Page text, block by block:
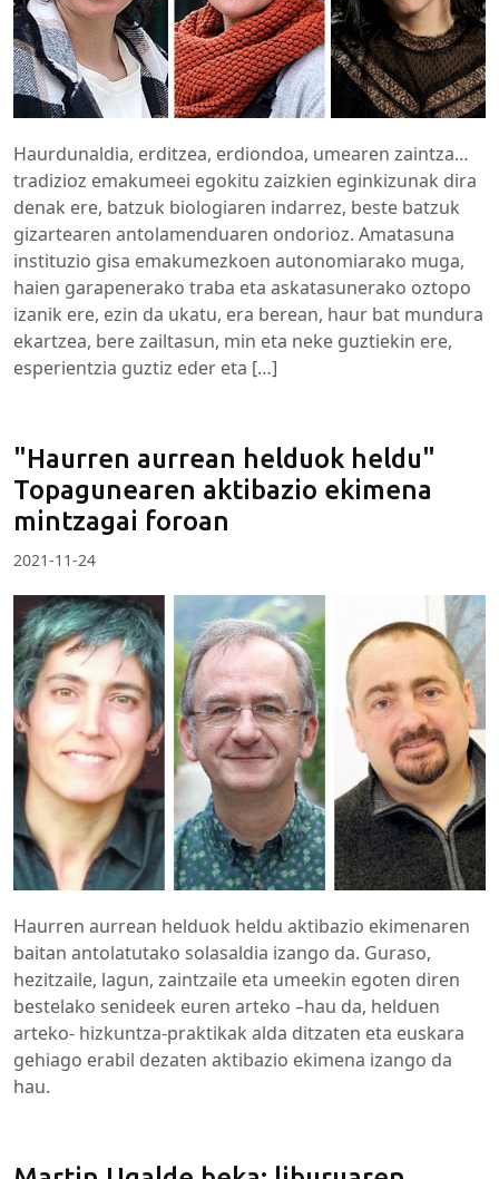
Haurdunaldia, erditzea, erdiondoa, umearen zaintza…
tradizioz emakumeei egokitu zaizkien eginkizunak dira
denak ere, batzuk biologiaren indarrez, beste batzuk
gizartearen antolamenduaren ondorioz. Amatasuna
instituzio gisa emakumezkoen autonomiarako muga,
haien garapenerako traba eta askatasunerako oztopo
izanik ere, ezin da ukatu, era berean, haur bat mundura
ekartzea, bere zailtasun, min eta neke guztiekin ere,
esperientzia guztiz eder eta […]
"Haurren aurrean helduok heldu"
Topagunearen aktibazio ekimena
mintzagai foroan
2021-11-24
Haurren aurrean helduok heldu aktibazio ekimenaren
baitan antolatutako solasaldia izango da. Guraso,
hezitzaile, lagun, zaintzaile eta umeekin egoten diren
bestelako senideek euren arteko –hau da, helduen
arteko- hizkuntza-praktikak alda ditzaten eta euskara
gehiago erabil dezaten aktibazio ekimena izango da
hau.